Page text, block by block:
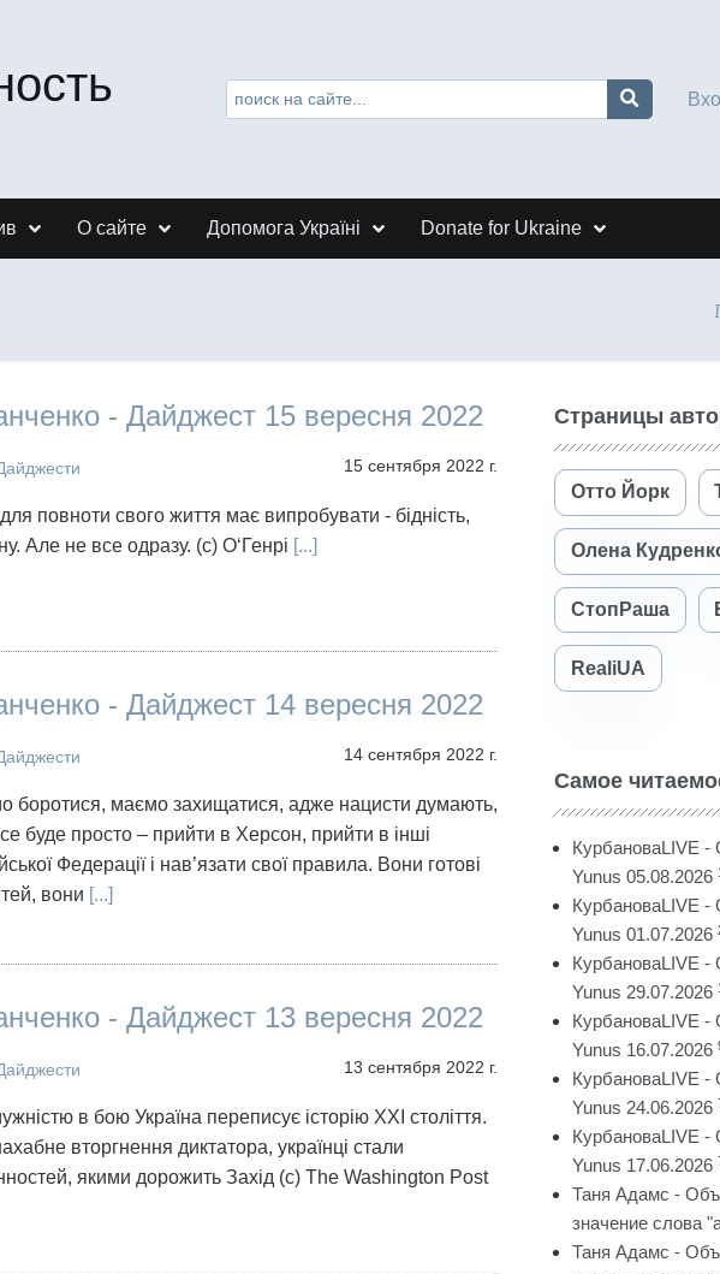
О сайте Допомога Україні Donate for Ukraine
- Дайджест 15 вересня 2022
15 сентября 2022 г.
повноти свого життя має випробувати - бідність,
Але не все одразу. (с) О‘Генрі [...]
- Дайджест 14 вересня 2022
14 сентября 2022 г.
боротися, маємо захищатися, адже нацисти думають,
буде просто – прийти в Херсон, прийти в інші
Федерації і нав’язати свої правила. Вони готові
вони [...]
- Дайджест 13 вересня 2022
13 сентября 2022 г.
в бою Україна переписує історію ХХІ століття.
вторгнення диктатора, українці стали
якими дорожить Захід (с) The Washington Post
Страницы
Отто Йорк
Олена
СтопРаша
RealiUA
Самое
КурбановаLIVE -
Yunus 05.08.2026
КурбановаLIVE -
Yunus 01.07.2026
КурбановаLIVE -
Yunus 29.07.2026
КурбановаLIVE -
Yunus 16.07.2026
КурбановаLIVE -
Yunus 24.06.2026
КурбановаLIVE -
Yunus 17.06.2026
Таня Адамс -
значение слова
Таня Адамс -